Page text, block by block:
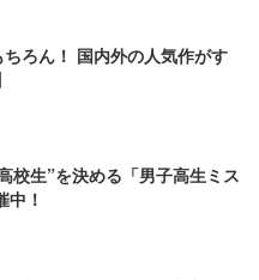
ろん！ 国内外の人気作がす
校生”を決める「男子高生ミス
中！